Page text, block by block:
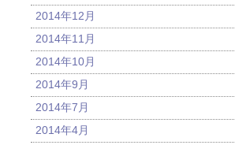
2014年12月
2014年11月
2014年10月
2014年9月
2014年7月
2014年4月